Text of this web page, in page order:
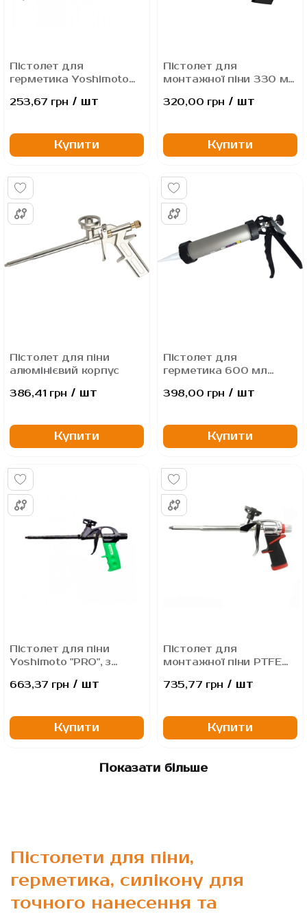
Пістолет для
герметика Yoshimoto
253,67 грн / шт
Купити
Пістолет для
монтажної піни 330 мм
320,00 грн / шт
Купити
Пістолет для піни
алюмінієвий корпус
386,41 грн / шт
Купити
Пістолет для
герметика 600 мл
398,00 грн / шт
Купити
Пістолет для піни
Yoshimoto "PRO", з
покриттям
663,37 грн / шт
Купити
Пістолет для
монтажної піни PTFE
HAISSER
735,77 грн / шт
Купити
Показати більше
Пістолети для піни,
герметика, силікону для
точного нанесення та